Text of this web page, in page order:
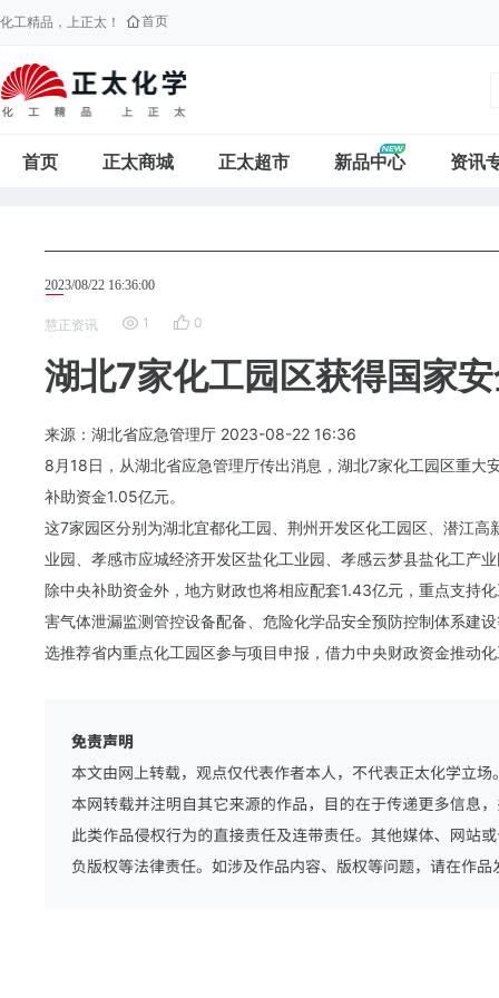
化工精品，上正太！ 首页
首页 正太商城 正太超市 新品中心 资讯
2023/08/22 16:36:00
慧正资讯 1 0
湖北7家化工园区获得国家
来源：湖北省应急管理厅 2023-08-22 16:36
8月18日，从湖北省应急管理厅传出消息，湖北7家化工园区重
补助资金1.05亿元。
这7家园区分别为湖北宜都化工园、荆州开发区化工园区、潜江
业园、孝感市应城经济开发区盐化工业园、孝感云梦县盐化工产
除中央补助资金外，地方财政也将相应配套1.43亿元，重点支持
害气体泄漏监测管控设备配备、危险化学品安全预防控制体系建
选推荐省内重点化工园区参与项目申报，借力中央财政资金推动